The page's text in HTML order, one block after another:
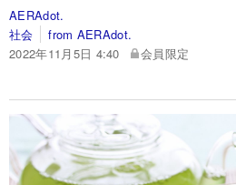
AERAdot.
社会
from AERAdot.
2022年11月5日 4:40
会員限定